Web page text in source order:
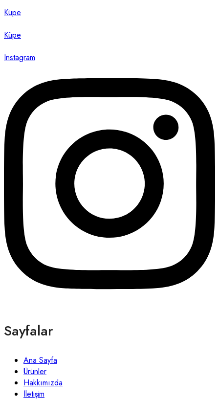
Küpe
Küpe
Instagram
Sayfalar
Ana Sayfa
Ürünler
Hakkımızda
İletişim